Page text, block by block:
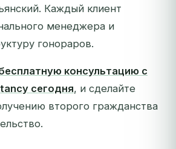
Каждый клиент
менеджера и
гонораров.
консультацию с
сегодня, и сделайте
второго гражданства